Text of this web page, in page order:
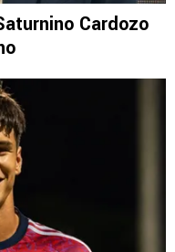
Cardozo